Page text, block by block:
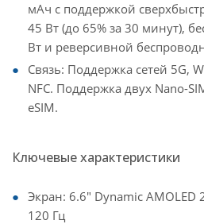
мАч с поддержкой
45 Вт (до 65% за 30 минут),
Вт и реверсивной
Связь: Поддержка сетей 5G,
NFC. Поддержка двух Nano-
eSIM.
Ключевые характеристики
Экран: 6.6" Dynamic AMOLED
120 Гц